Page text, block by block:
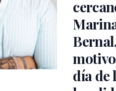
día de